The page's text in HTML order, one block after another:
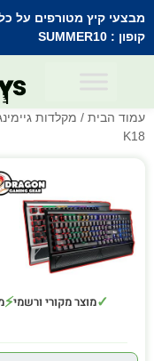
מבצעי קיץ מטורפים על
קופון : SUMMER10
עמוד הבית / מקלדות
K18
✓מוצר מקורי ורשמי⚡